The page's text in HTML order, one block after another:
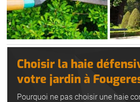
Choisir la haie
votre jardin à
Pourquoi ne pas choisir une haie